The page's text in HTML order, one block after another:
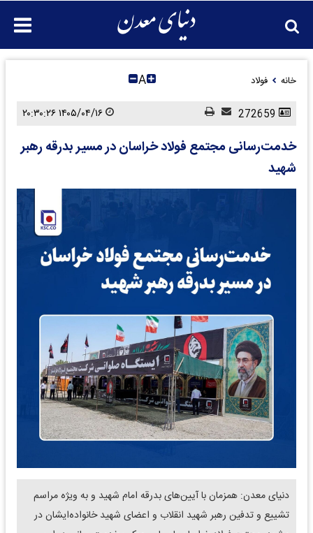
خانه فولاد A
خدمت‌رسانی مجتمع فولاد خراسان در مسیر بدرقه رهبر
شهید
دنیای معدن: همزمان با آیین‌های بدرقه امام شهید و به ویژه مراسم
تشییع و تدفین رهبر شهید انقلاب و اعضای شهید خانواده‌ایشان در